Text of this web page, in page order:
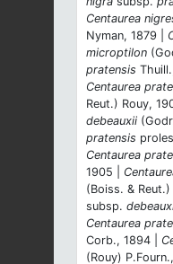
Centaurea
Nyman, 1879 |
microptilon
pratensis
Centaurea
Reut.) Rouy,
debeauxii
pratensis proles
Centaurea
1905 |
(Boiss. &
subsp.
Centaurea
Corb., 1894 |
(Rouy)